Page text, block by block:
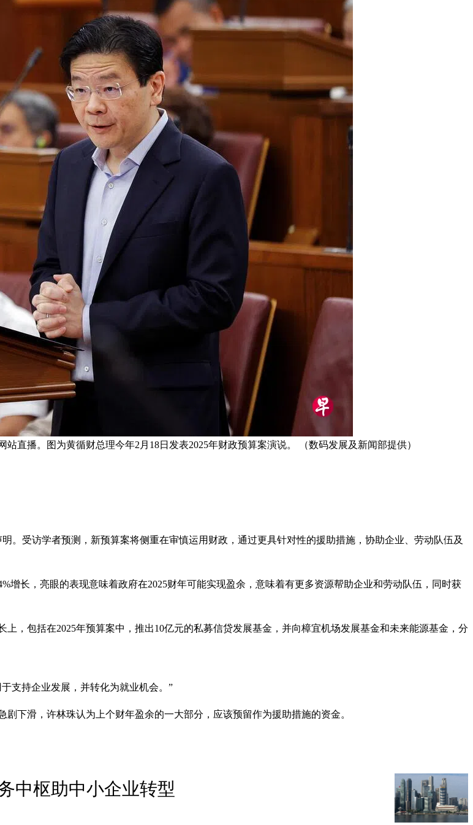
直播。图为黄循财总理今年2月18日发表2025年财政预算案演说。 （数码发展及新闻部提供）
。受访学者预测，新预算案将侧重在审慎运用财政，通过更具针对性的援助措施，协助企业、劳动队伍及
增长，亮眼的表现意味着政府在2025财年可能实现盈余，意味着有更多资源帮助企业和劳动队伍，同时获
，包括在2025年预算案中，推出10亿元的私募信贷发展基金，并向樟宜机场发展基金和未来能源基金，分
支持企业发展，并转化为就业机会。”
下滑，许林珠认为上个财年盈余的一大部分，应该预留作为援助措施的资金。
中枢助中小企业转型